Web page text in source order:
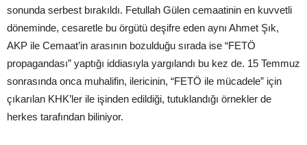
sonunda serbest bırakıldı. Fetullah Gülen cemaatinin en kuvvetli
döneminde, cesaretle bu örgütü deşifre eden aynı Ahmet Şık,
AKP ile Cemaat’in arasının bozulduğu sırada ise “FETÖ
propagandası” yaptığı iddiasıyla yargılandı bu kez de. 15 Temmuz
sonrasında onca muhalifin, ilericinin, “FETÖ ile mücadele” için
çıkarılan KHK’ler ile işinden edildiği, tutuklandığı örnekler de
herkes tarafından biliniyor.